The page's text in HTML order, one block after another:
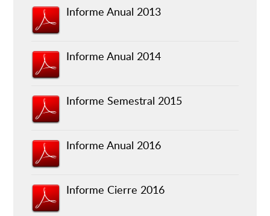
Informe Anual 2013
Informe Anual 2014
Informe Semestral 2015
Informe Anual 2016
Informe Cierre 2016